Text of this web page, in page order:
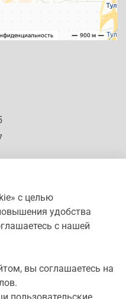
с целью
удобства
с нашей
вы соглашаетесь на